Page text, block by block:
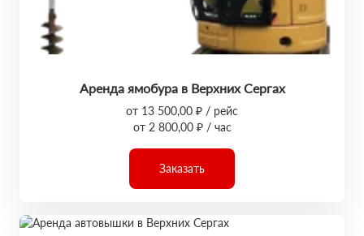
Аренда ямобура в Верхних Сергах
от 13 500,00 ₽ / рейс
от 2 800,00 ₽ / час
Заказать